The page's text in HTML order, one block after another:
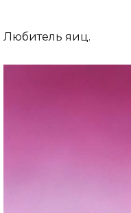
Любитель яиц.